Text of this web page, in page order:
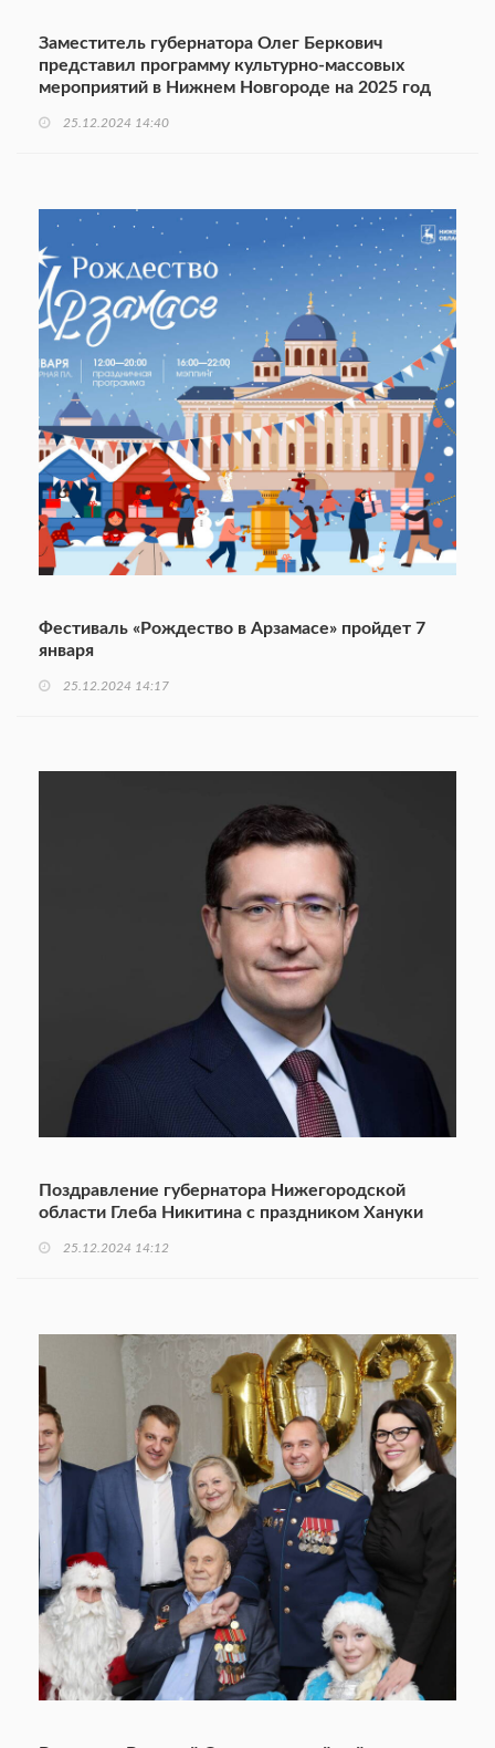
Заместитель губернатора Олег Беркович
представил программу культурно-массовых
мероприятий в Нижнем Новгороде на 2025 год
25.12.2024 14:40
Фестиваль «Рождество в Арзамасе» пройдет 7
января
25.12.2024 14:17
Поздравление губернатора Нижегородской
области Глеба Никитина с праздником Хануки
25.12.2024 14:12